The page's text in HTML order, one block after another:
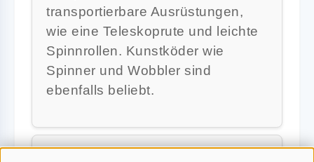
transportierbare Ausrüstungen,
wie eine Teleskoprute und leichte
Spinnrollen. Kunstköder wie
Spinner und Wobbler sind
ebenfalls beliebt.